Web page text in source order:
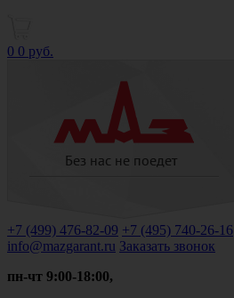
0 0 руб.
+7 (499) 476-82-09 +7 (495) 740-26-16
info@mazgarant.ru Заказать звонок
пн-чт 9:00-18:00,